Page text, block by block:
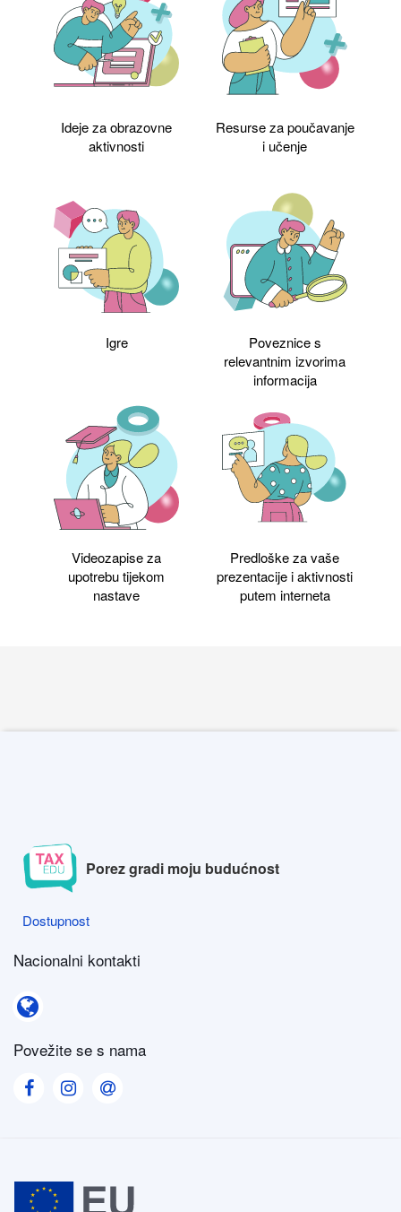
Ideje za obrazovne
aktivnosti
Resurse za poučavanje
i učenje
Igre
Poveznice s
relevantnim izvorima
informacija
Videozapise za
upotrebu tijekom
nastave
Predloške za vaše
prezentacije i aktivnosti
putem interneta
Porez gradi moju budućnost
Dostupnost
Dostupnost
Nacionalni kontakti
Povežite se s nama